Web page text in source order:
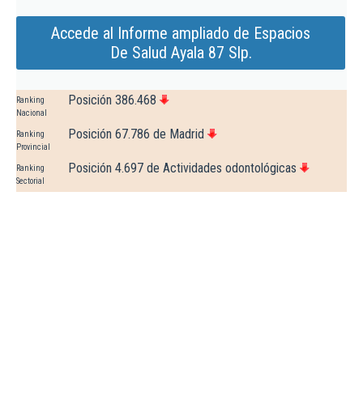
Accede al Informe ampliado de Espacios
De Salud Ayala 87 Slp.
Ranking
Nacional
Posición 386.468
Ranking
Provincial
Posición 67.786 de Madrid
Ranking
Sectorial
Posición 4.697 de Actividades odontológicas